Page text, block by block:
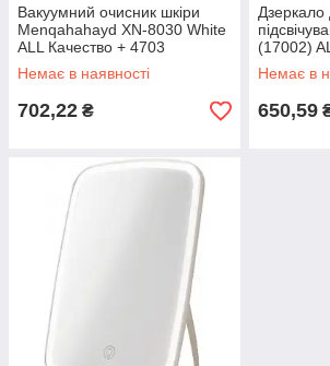
Вакуумний очисник шкіри
Menqahahayd XN-8030 White
ALL Качество + 4703
Немає в наявності
702,22 ₴
Дзеркало
(17002)
Немає в
650,59